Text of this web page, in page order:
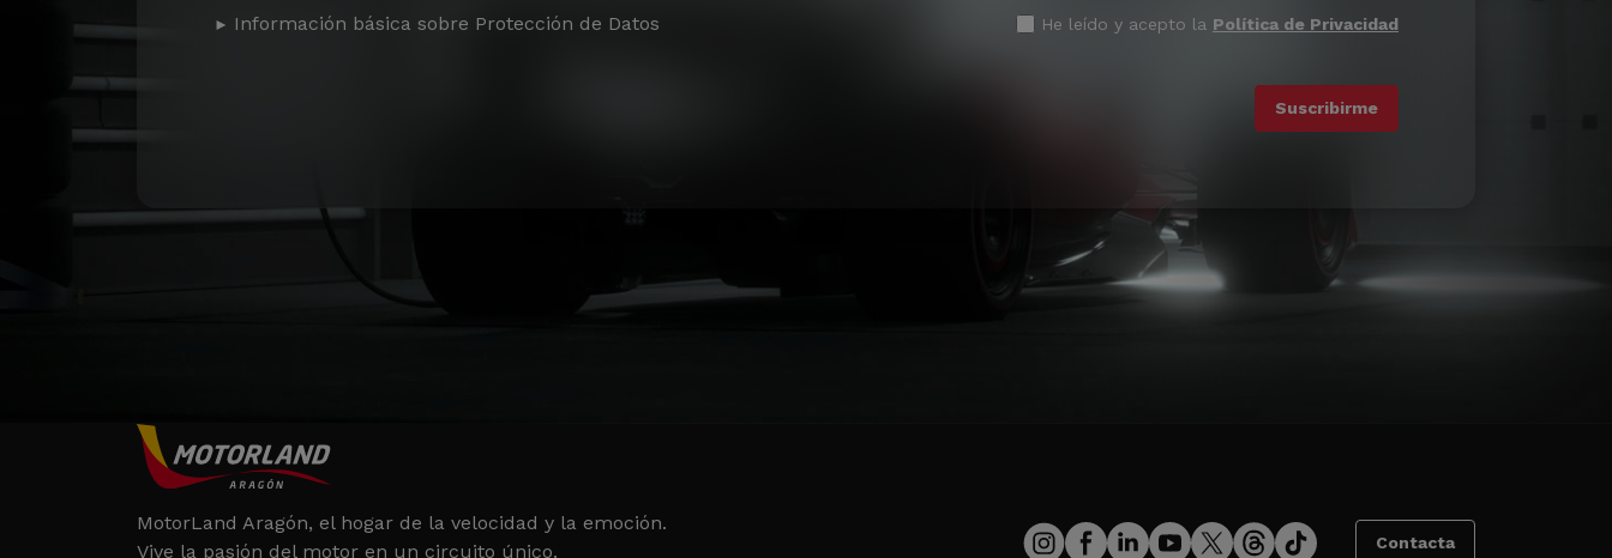
Información básica sobre Protección de Datos He leído y acepto la Política de Privacidad
MotorLand Aragón, el hogar de la velocidad y la emoción.
Vive la pasión del motor en un circuito único.
Contacta